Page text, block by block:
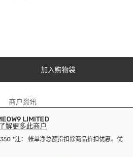
加入购物袋
商户资讯
LIMITED
解更多此商户
*注： 帐单净总额指扣除商品折扣优惠、优惠